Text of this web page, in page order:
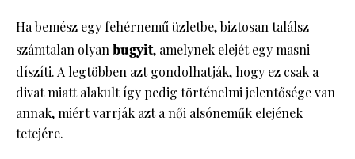
Ha bemész egy fehérnemű üzletbe, biztosan találsz
számtalan olyan bugyit, amelynek elejét egy masni
díszíti. A legtöbben azt gondolhatják, hogy ez csak a
divat miatt alakult így pedig történelmi jelentősége van
annak, miért varrják azt a női alsóneműk elejének
tetejére.